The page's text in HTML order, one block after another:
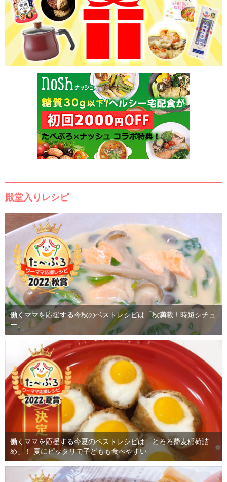
殿堂入りレシピ
働くママを応援する今秋のベストレシピは「秋満載！時短シチュ
ー」
働くママを応援する今夏のベストレシピは「とろろ蕎麦稲荷詰
め」！ 夏にピッタリで子どもも食べやすい